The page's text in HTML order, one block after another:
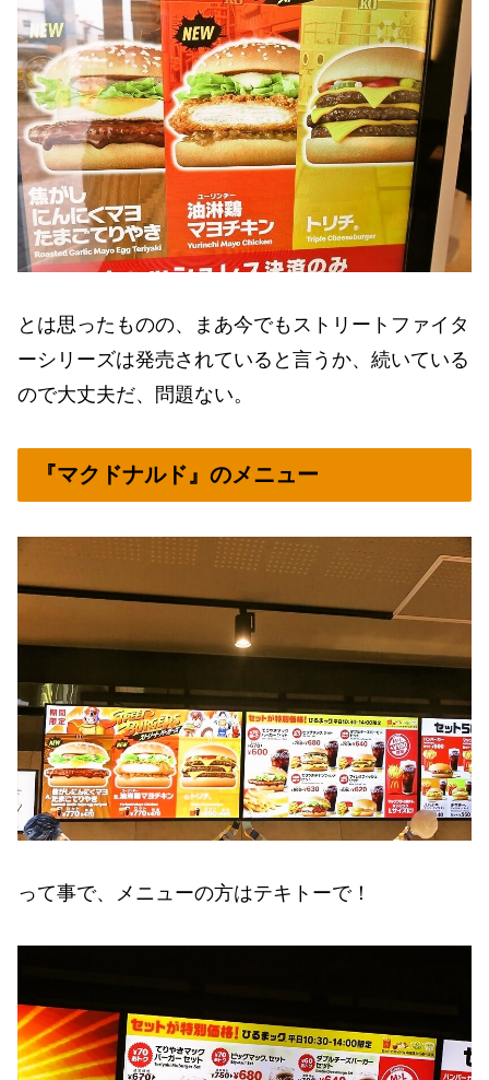
とは思ったものの、まあ今でもストリートファイタ
ーシリーズは発売されていると言うか、続いている
ので大丈夫だ、問題ない。
『マクドナルド』のメニュー
って事で、メニューの方はテキトーで！